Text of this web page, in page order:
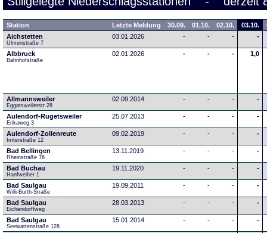
Station Letzte Meldung 30.09. 01.10. 02.10. 03.10.
Aichstetten
Ulmenstraße 7
03.01.2026 - - - -
Albbruck
Bahnhofstraße
02.01.2026 - - - 1,0
Allmannsweiler
Eggatsweilerstr.28
02.09.2014 - - - -
Aulendorf-Rugetsweiler
Erikaweg 3
25.07.2013 - - - -
Aulendorf-Zollenreute
Imterstraße 12
09.02.2019 - - - -
Bad Bellingen
Rheinstraße 76
13.11.2019 - - - -
Bad Buchau
Hanfweiher 1
19.11.2020 - - - -
Bad Saulgau
Willi-Burth-Straße
19.09.2011 - - - -
Bad Saulgau
Eichendorffweg
28.03.2013 - - - -
Bad Saulgau
Seewattenstraße 128
15.01.2014 - - - -